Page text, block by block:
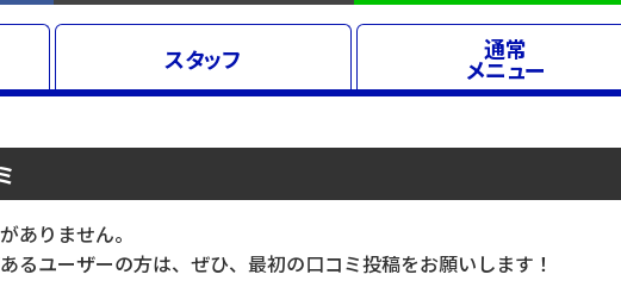
スタッフ 通常
メニュー
りません。
ユーザーの方は、ぜひ、最初の口コミ投稿をお願いします！